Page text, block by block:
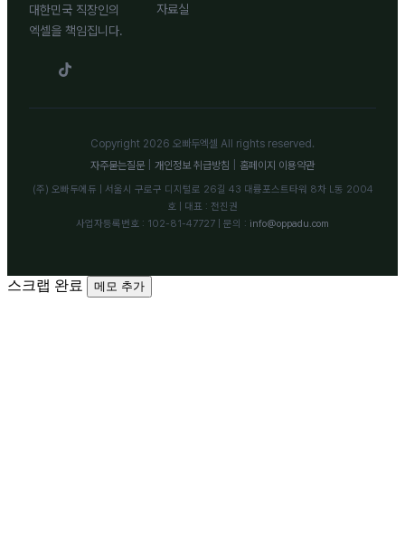
대한민국 직장인의
엑셀을 책임집니다.
자료실
Copyright 2026 오빠두엑셀 All rights reserved.
자주묻는질문
개인정보 취급방침 홈페이지 이용약관
(주) 오빠두에듀 | 서울시 구로구 디지털로 26길 43 대륭포스트타워 8차 L동 2004
호 | 대표 : 전진권
사업자등록번호 : 102-81-47727 | 문의 : info@oppadu.com
스크랩 완료 메모 추가